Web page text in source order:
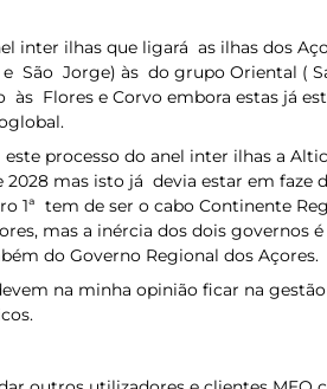
inter ilhas que ligará as ilhas dos
e São Jorge) às do grupo Oriental (
às Flores e Corvo embora estas já
processo do anel inter ilhas a
mas isto já devia estar em faze
1ª tem de ser o cabo Continente
mas a inércia dos dois governos
do Governo Regional dos Açores.
na minha opinião ficar na